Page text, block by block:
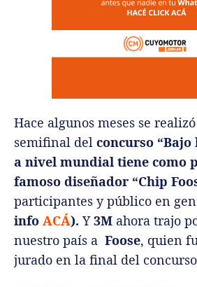
Hace algunos meses se
semifinal del concurso
a nivel mundial tiene como
famoso diseñador “Chip
participantes y público en
info ACÁ). Y3M ahora trajo
nuestro país a Foose, quien
jurado en la final del